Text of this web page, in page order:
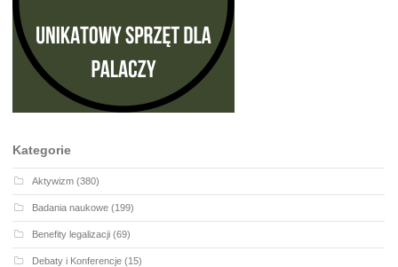
Kategorie
Aktywizm (380)
Badania naukowe (199)
Benefity legalizacji (69)
Debaty i Konferencje (15)